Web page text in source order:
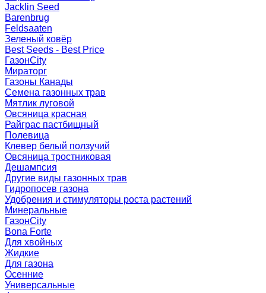
Jacklin Seed
Barenbrug
Feldsaaten
Зеленый ковёр
Best Seeds - Best Price
ГазонCity
Мираторг
Газоны Канады
Семена газонных трав
Мятлик луговой
Овсяница красная
Райграс пастбищный
Полевица
Клевер белый ползучий
Овсяница тростниковая
Дешампсия
Другие виды газонных трав
Гидропосев газона
Удобрения и стимуляторы роста растений
Минеральные
ГазонCity
Bona Forte
Для хвойных
Жидкие
Для газона
Осенние
Универсальные